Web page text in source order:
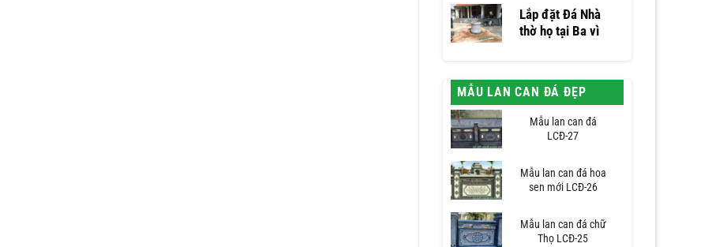
Lắp đặt Đá Nhà
thờ họ tại Ba vì
MẪU LAN CAN ĐÁ ĐẸP
Mẫu lan can đá
LCĐ-27
Mẫu lan can đá hoa
sen mới LCĐ-26
Mẫu lan can đá chữ
Thọ LCĐ-25